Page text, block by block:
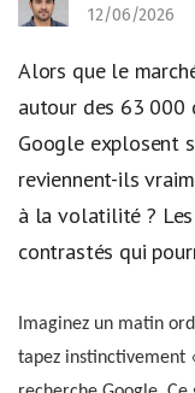
12/06/2026
Alors que le
autour des 63 000
Google explosent
reviennent-ils
à la volatilité ?
contrastés qui
Imaginez un matin
tapez instinctivement